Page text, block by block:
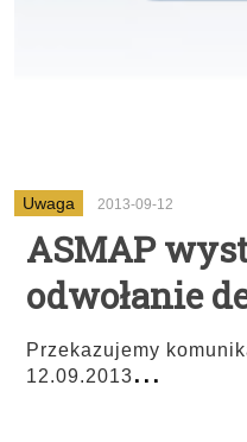
Uwaga 2013-09-12
ASMAP
odwołanie
Przekazujemy
12.09.2013...